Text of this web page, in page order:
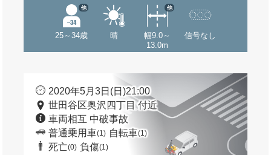
25～34歳
他
晴
幅9.0～
13.0m
他
信号なし
2020年5月3日(日)21:00
世田谷区奥沢四丁目 付近
車両相互 中破事故
普通乗用車(1) 自転車(1)
死亡(0) 負傷(1)